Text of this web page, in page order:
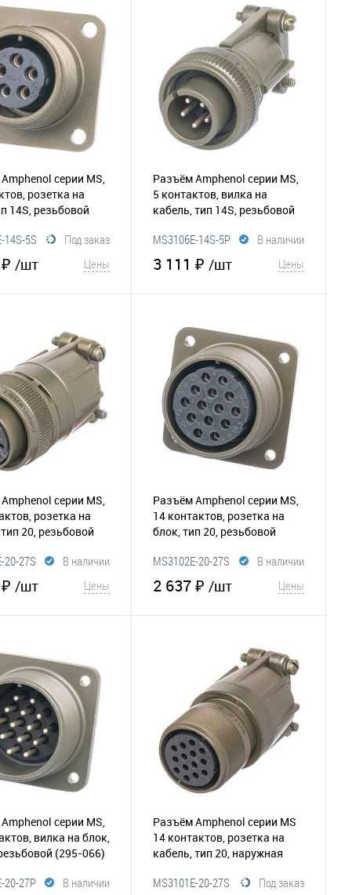
Сравнение В избранное Сравнение
серии MS,
розетка на
14S, резьбовой
Под заказ
14S-5S
/шт Цены
Сравнение
Разъём Amphenol серии MS,
5 контактов, вилка на
кабель, тип 14S, резьбовой
В наличии
MS3106E-14S-5P
3 111 ₽/шт Цены
В избранное Сравнение
серии MS,
розетка на
20, резьбовой
В наличии
20-27S
/шт Цены
Сравнение
Разъём Amphenol серии MS,
14 контактов, розетка на
блок, тип 20, резьбовой
В наличии
MS3102E-20-27S
2 637 ₽/шт Цены
В избранное Сравнение
серии MS,
вилка на блок,
(295-066)
В наличии
20-27P
Разъём Amphenol серии MS
14 контактов, розетка на
кабель, тип 20, наружная
резьба
Под заказ
MS3101E-20-27S